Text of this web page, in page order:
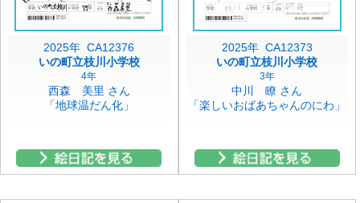
2025年 CA12376
いの町立枝川小学校
4年
西森 美里 さん
「地球温だん化」
2025年 CA12373
いの町立枝川小学校
3年
中川 瞭 さん
「楽しいおばあちゃんのにわ」